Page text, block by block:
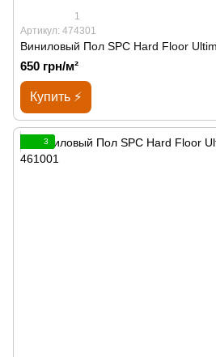
1
Артикул: 474301
Виниловый Пол SPС Hard Floor
650 грн/м²
Купить ⚡
3